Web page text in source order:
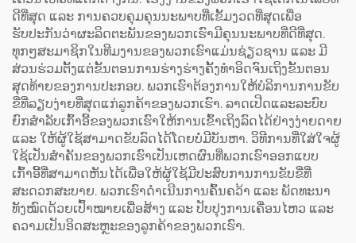
ດີທີ່ສຸດ ແລະ ການຄວບຄຸມຄຸນນະພາບທີ່ເຂັ້ມງວດທີ່ສຸດເພື່ອ
ຮັບປະກັນວ່າຜະລິດຕະພັນຂອງພວກເຮົາມີຄຸນນະພາບທີ່ດີທີ່ສຸດ.
ທຸກໆສະມາຊິກໃນທີມງານຂອງພວກເຮົາແມ່ນຊ່ຽວຊານ ແລະ ມີ
ສ່ວນຮ່ວມຕັ້ງແຕ່ຂັ້ນຕອນການຮ່າງຮ່າງຄັ້ງທຳອິດຈົນເຖິງຂັ້ນຕອນ
ສຸດທ້າຍຂອງການປະກອບ. ພວກເຮົາຕ້ອງການໃຫ້ບໍລິການການຂັບ
ຂີ່ທີ່ລຽບງ່າຍທີ່ສຸດແກ່ລູກຄ້າຂອງພວກເຮົາ. ລາດເປີດແລະລະບົບ
ຍົກສຳລັບເກົ້າອີ້ຂອງພວກເຮົາໃຫ້ການເຂົ້າເຖິງລົດໄດ້ຢ່າງງ່າຍດາຍ
ແລະ ໃຫ້ຜູ້ໃຊ້ສາມາດຂັບລົດໄດ້ໂດຍບໍ່ມີບັນຫາ. ວິທີການທີ່ໃສ່ໃຈຜູ້
ໃຊ້ເປັນສຳຄັນຂອງພວກເຮົາເປັນເຫດຜົນທີ່ພວກເຮົາອອກແບບ
ເກົ້າອີ້ທີ່ສາມາດຫັນໄດ້ເພື່ອໃຫ້ຜູ້ໃຊ້ມີປະສົບການການຂັບຂີ່ທີ່
ສະດວກສະບາຍ. ພວກເຮົາດຳເນີນການຄົ້ນຄວ້າ ແລະ ພັດທະນາ
ທັງໝົດດ້ວຍເປົ້າໝາຍເພື່ອສ້າງ ແລະ ປັບປຸງການເຄື່ອນໄຫວ ແລະ
ຄວາມເປັນອິດສະຫຼະຂອງລູກຄ້າຂອງພວກເຮົາ.